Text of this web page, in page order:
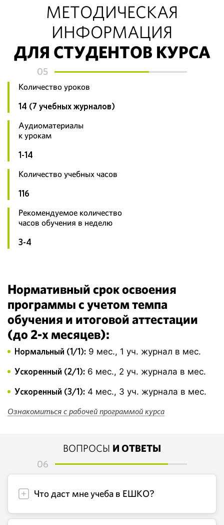
МЕТОДИЧЕСКАЯ
ИНФОРМАЦИЯ
ДЛЯ СТУДЕНТОВ КУРСА
05
Количество уроков
14 (7 учебных журналов)
Аудиоматериалы
к урокам
1-14
Количество учебных часов
116
Рекомендуемое количество
часов обучения в неделю
3-4
Нормативный срок освоения
программы с учетом темпа
обучения и итоговой аттестации
(до 2-х месяцев):
Нормальный (1/1): 9 мес., 1 уч. журнал в мес.
Ускоренный (2/1): 6 мес., 2 уч. журнала в мес.
Ускоренный (3/1): 4 мес., 3 уч. журнала в мес.
Ознакомиться с рабочей программой курса
ВОПРОСЫ И ОТВЕТЫ
06
Что даст мне учеба в ЕШКО?